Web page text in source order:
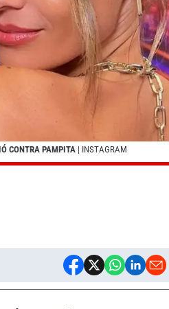
CONTRA PAMPITA | INSTAGRAM